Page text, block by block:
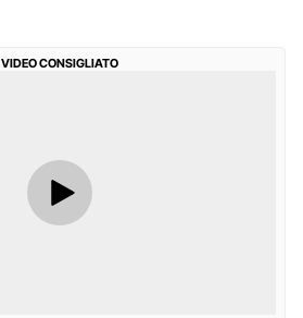
VIDEO CONSIGLIATO